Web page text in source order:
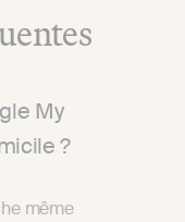
My
?
même